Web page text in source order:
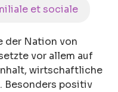
et sociale
der Nation von
vor allem auf
wirtschaftliche
Besonders positiv